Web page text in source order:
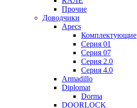
Прочие
Доводчики
Apecs
Комплектующие
Серия 01
Серия 07
Серия 2.0
Серия 4.0
Armadillo
Diplomat
Dorma
DOORLOCK